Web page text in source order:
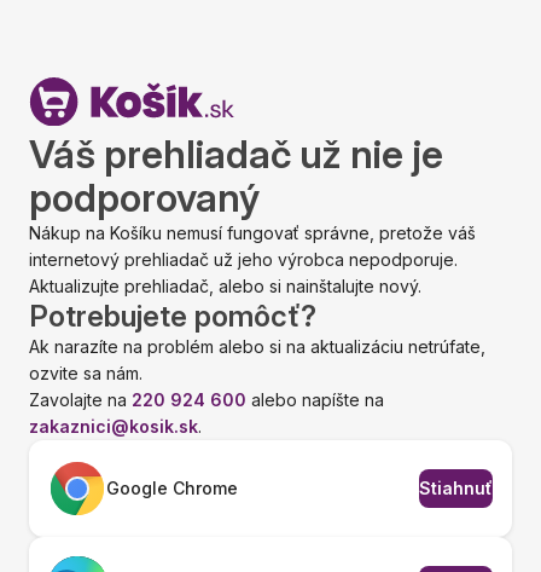
Váš prehliadač už nie je
podporovaný
Nákup na Košíku nemusí fungovať správne, pretože váš
internetový prehliadač už jeho výrobca nepodporuje.
Aktualizujte prehliadač, alebo si nainštalujte nový.
Potrebujete pomôcť?
Ak narazíte na problém alebo si na aktualizáciu netrúfate,
ozvite sa nám.
Zavolajte na 220 924 600 alebo napíšte na
zakaznici@kosik.sk.
Google Chrome Stiahnuť